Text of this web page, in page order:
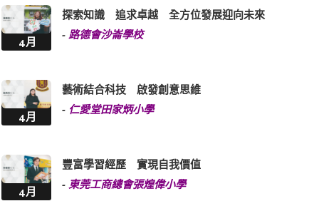
4月
探索知識 追求卓越 全方位發展迎向未來
- 路德會沙崙學校
4月
藝術結合科技 啟發創意思維
- 仁愛堂田家炳小學
4月
豐富學習經歷 實現自我價值
- 東莞工商總會張煌偉小學